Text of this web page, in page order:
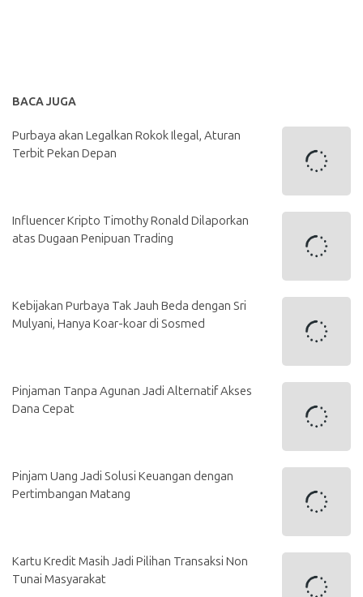
BACA JUGA
Purbaya akan Legalkan Rokok Ilegal, Aturan
Terbit Pekan Depan
Influencer Kripto Timothy Ronald Dilaporkan
atas Dugaan Penipuan Trading
Kebijakan Purbaya Tak Jauh Beda dengan Sri
Mulyani, Hanya Koar-koar di Sosmed
Pinjaman Tanpa Agunan Jadi Alternatif Akses
Dana Cepat
Pinjam Uang Jadi Solusi Keuangan dengan
Pertimbangan Matang
Kartu Kredit Masih Jadi Pilihan Transaksi Non
Tunai Masyarakat